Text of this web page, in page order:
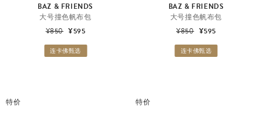
BAZ & FRIENDS
大号撞色帆布包
¥850 ¥595
连卡佛甄选
BAZ & FRIENDS
大号撞色帆布包
¥850 ¥595
连卡佛甄选
特价 特价